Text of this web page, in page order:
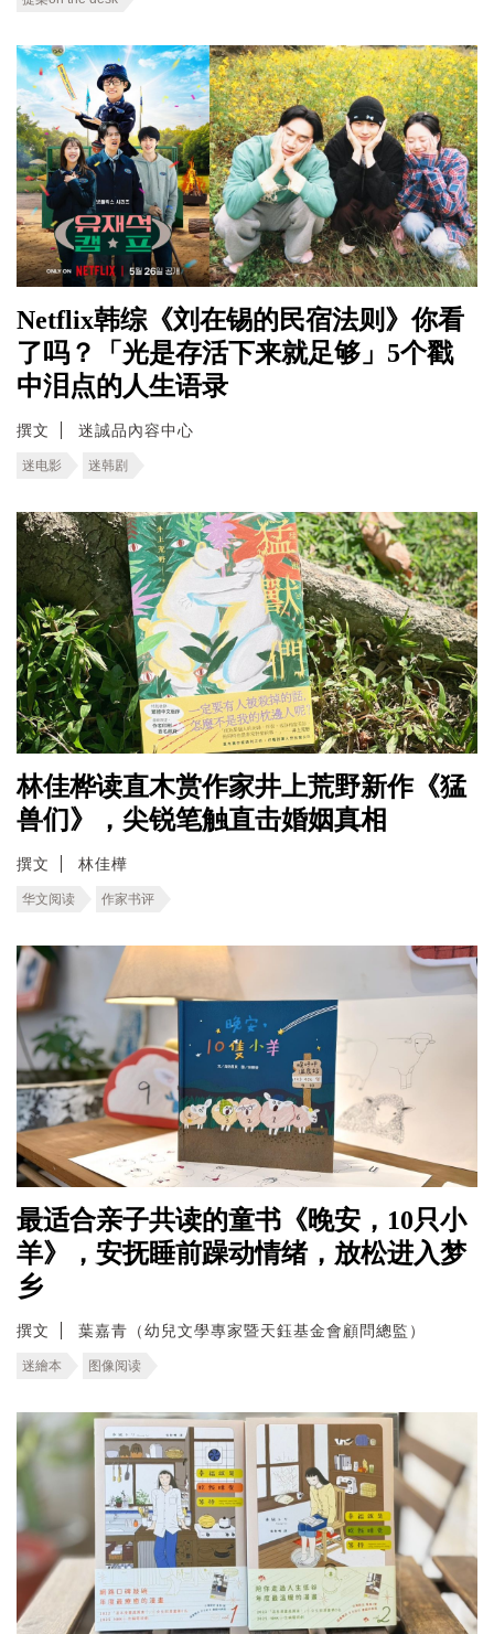
Netflix韩综《刘在锡的民宿法则》你看
了吗？「光是存活下来就足够」5个戳
中泪点的人生语录
撰文 迷誠品內容中心
迷电影 迷韩剧
林佳桦读直木赏作家井上荒野新作《猛
兽们》，尖锐笔触直击婚姻真相
撰文 林佳樺
华文阅读 作家书评
最适合亲子共读的童书《晚安，10只小
羊》，安抚睡前躁动情绪，放松进入梦
乡
撰文 葉嘉青（幼兒文學專家暨天鈺基金會顧問總監）
迷繪本 图像阅读